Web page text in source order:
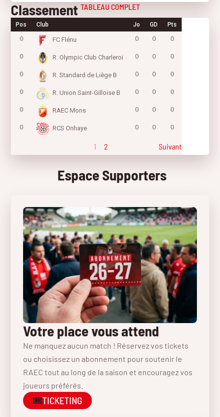
Classement TABLEAU COMPLET
Pos Club Jo GD Pts
0 FC Flénu 0 0 0
0 R. Olympic Club Charleroi 0 0 0
0 R. Standard de Liège B 0 0 0
0 R. Union Saint-Gilloise B 0 0 0
0 RAEC Mons 0 0 0
0 RCS Onhaye 0 0 0
1 2 Suivant
Espace Supporters
Votre place vous attend
Ne manquez aucun match ! Réservez vos tickets
ou choisissez un abonnement pour soutenir le
RAEC tout au long de la saison et encouragez vos
joueurs préférés.
TICKETING